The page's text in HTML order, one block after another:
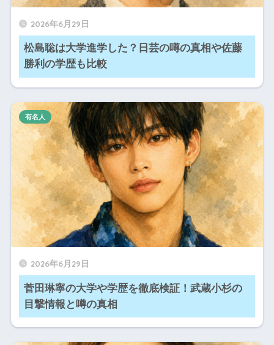
2026年6月29日
松島聡は大学進学した？日芸の噂の真相や佐藤
勝利の学歴も比較
2026年6月29日
菅田琳寧の大学や学歴を徹底検証！武蔵小杉の
目撃情報と噂の真相
有名人